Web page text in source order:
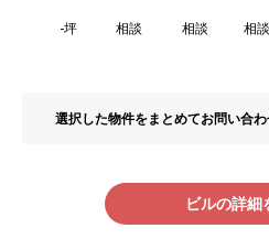
-坪 相談 相談 相談
選択した物件をまとめてお問い合
ビルの詳細